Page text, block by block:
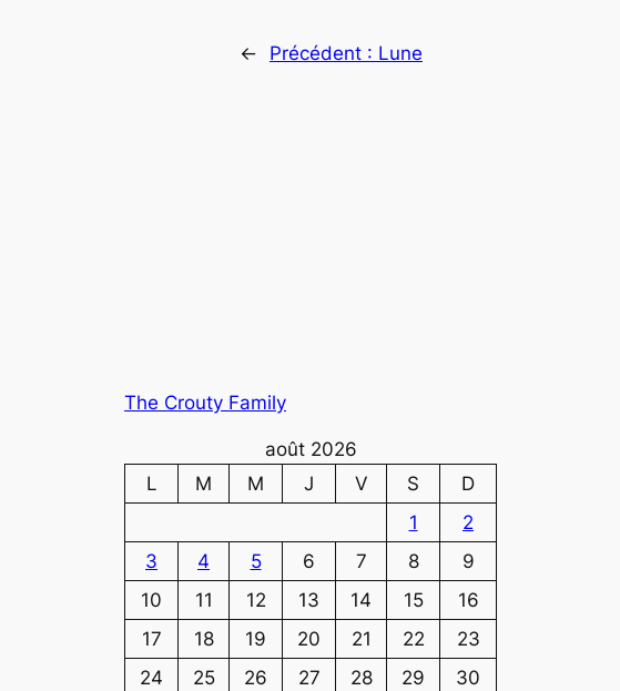
← Précédent : Lune
The Crouty Family
août 2026
L
M M J V S
D
1
2
3
4 5 6 7 8
9
10
11 12 13 14 15
16
17
18 19 20 21 22
23
24
25 26 27 28 29
30